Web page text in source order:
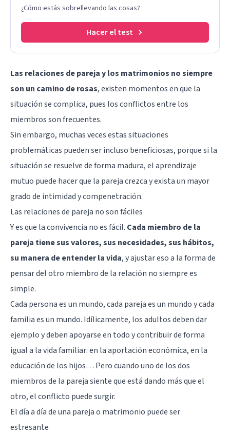
¿Cómo estás sobrellevando las cosas?
Hacer el test
Las relaciones de pareja y los matrimonios no siempre
son un camino de rosas, existen momentos en que la
situación se complica, pues los conflictos entre los
miembros son frecuentes.
Sin embargo, muchas veces estas situaciones
problemáticas pueden ser incluso beneficiosas, porque si la
situación se resuelve de forma madura, el aprendizaje
mutuo puede hacer que la pareja crezca y exista un mayor
grado de intimidad y compenetración.
Las relaciones de pareja no son fáciles
Y es que la convivencia no es fácil. Cada miembro de la
pareja tiene sus valores, sus necesidades, sus hábitos,
su manera de entender la vida, y ajustar eso a la forma de
pensar del otro miembro de la relación no siempre es
simple.
Cada persona es un mundo, cada pareja es un mundo y cada
familia es un mundo. Idílicamente, los adultos deben dar
ejemplo y deben apoyarse en todo y contribuir de forma
igual a la vida familiar: en la aportación económica, en la
educación de los hijos… Pero cuando uno de los dos
miembros de la pareja siente que está dando más que el
otro, el conflicto puede surgir.
El día a día de una pareja o matrimonio puede ser
estresante